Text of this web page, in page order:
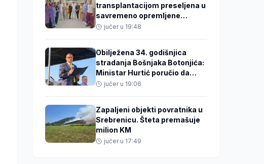
transplantacijom preseljena u
savremeno opremljene
prostorije
jučer u 19:48
Obilježena 34. godišnjica
stradanja Bošnjaka Botonjića:
Ministar Hurtić poručio da
istina i sjećanje ne smiju
jučer u 19:06
Zapaljeni objekti povratnika u
Srebrenicu. Šteta premašuje
milion KM
jučer u 17:49